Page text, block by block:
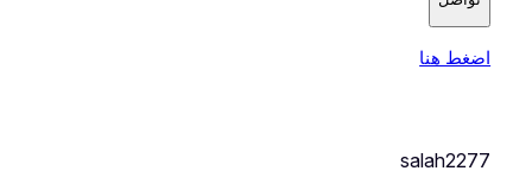
اضغط هنا
salah2277